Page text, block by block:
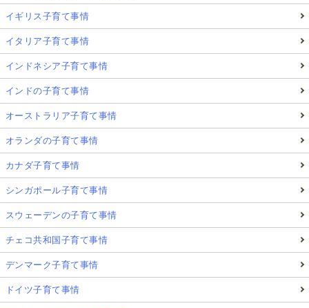
イギリス子育て事情
イタリア子育て事情
インドネシア子育て事情
インドの子育て事情
オーストラリア子育て事情
オランダの子育て事情
カナダ子育て事情
シンガポール子育て事情
スウェーデンの子育て事情
チェコ共和国子育て事情
デンマーク子育て事情
ドイツ子育て事情